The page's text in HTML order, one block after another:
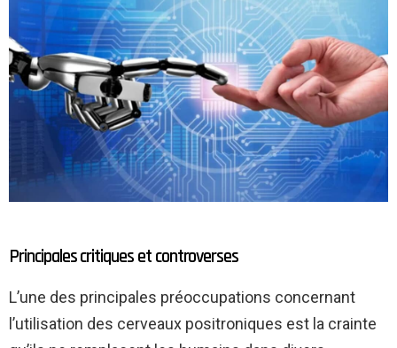
Principales critiques et controverses
L’une des principales préoccupations concernant
l’utilisation des cerveaux positroniques est la crainte